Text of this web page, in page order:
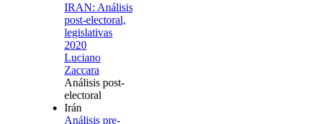
IRAN: Análisis
post-electoral,
legislativas
2020
Luciano
Zaccara
Análisis post-
electoral
Irán
Análisis pre-